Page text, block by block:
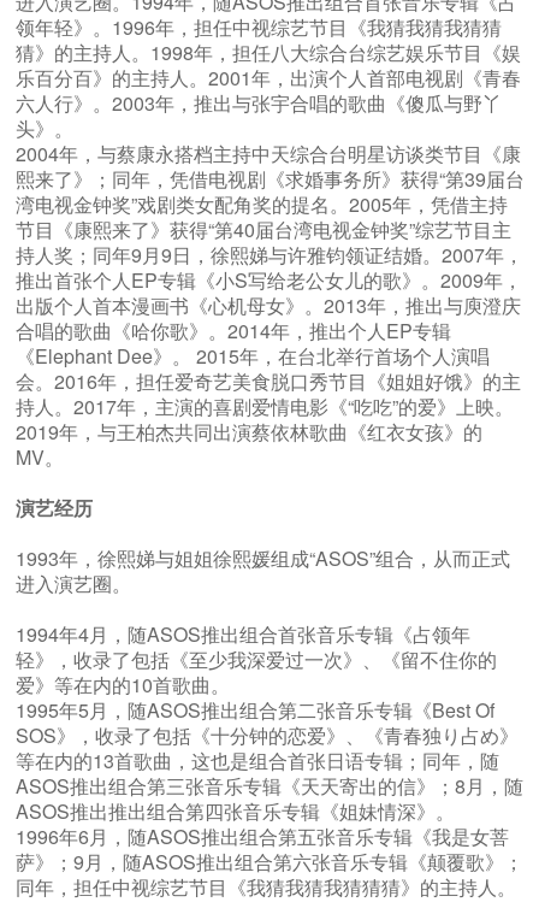
领年轻》。1996年，担任中视综艺节目《我猜我猜我猜猜
猜》的主持人。1998年，担任八大综合台综艺娱乐节目《娱
乐百分百》的主持人。2001年，出演个人首部电视剧《青春
六人行》。2003年，推出与张宇合唱的歌曲《傻瓜与野丫
头》。
2004年，与蔡康永搭档主持中天综合台明星访谈类节目《康
熙来了》；同年，凭借电视剧《求婚事务所》获得“第39届台
湾电视金钟奖”戏剧类女配角奖的提名。2005年，凭借主持
节目《康熙来了》获得“第40届台湾电视金钟奖”综艺节目主
持人奖；同年9月9日，徐熙娣与许雅钧领证结婚。2007年，
推出首张个人EP专辑《小S写给老公女儿的歌》。2009年，
出版个人首本漫画书《心机母女》。2013年，推出与庾澄庆
合唱的歌曲《哈你歌》。2014年，推出个人EP专辑
《Elephant Dee》。 2015年，在台北举行首场个人演唱
会。2016年，担任爱奇艺美食脱口秀节目《姐姐好饿》的主
持人。2017年，主演的喜剧爱情电影《“吃吃”的爱》上映。
2019年，与王柏杰共同出演蔡依林歌曲《红衣女孩》的
MV。
演艺经历
1993年，徐熙娣与姐姐徐熙媛组成“ASOS”组合，从而正式
进入演艺圈。
1994年4月，随ASOS推出组合首张音乐专辑《占领年
轻》，收录了包括《至少我深爱过一次》、《留不住你的
爱》等在内的10首歌曲。
1995年5月，随ASOS推出组合第二张音乐专辑《Best Of
SOS》，收录了包括《十分钟的恋爱》、《青春独り占め》
等在内的13首歌曲，这也是组合首张日语专辑；同年，随
ASOS推出组合第三张音乐专辑《天天寄出的信》；8月，随
ASOS推出推出组合第四张音乐专辑《姐妹情深》。
1996年6月，随ASOS推出组合第五张音乐专辑《我是女菩
萨》；9月，随ASOS推出组合第六张音乐专辑《颠覆歌》；
同年，担任中视综艺节目《我猜我猜我猜猜猜》的主持人。